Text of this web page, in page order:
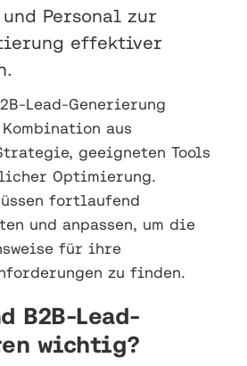
Personal zur
effektiver
Lead-Generierung
aus
geeigneten Tools
Optimierung.
fortlaufend
und anpassen, um die
für ihre
zu finden.
B2B-Lead-
wichtig?